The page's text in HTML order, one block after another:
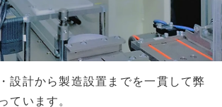
設計から製造設置までを一貫して弊
ています。